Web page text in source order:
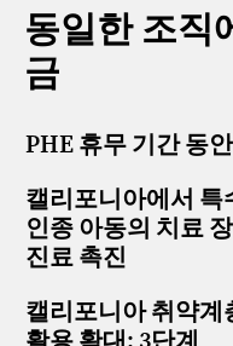
동일한 조직
금
PHE 휴무 기간 동
캘리포니아에서 특
인종 아동의 치료
진료 촉진
캘리포니아 취약계